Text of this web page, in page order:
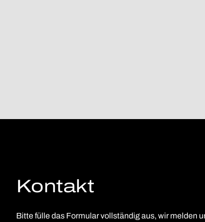
Kontakt
Bitte fülle das Formular vollständig aus, wir melden